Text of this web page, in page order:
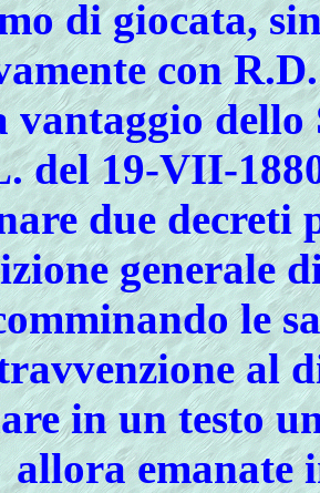
di giocata,
con
vantaggio
del 19-VII-
due decreti
generale
le
al
in un testo
allora emanate